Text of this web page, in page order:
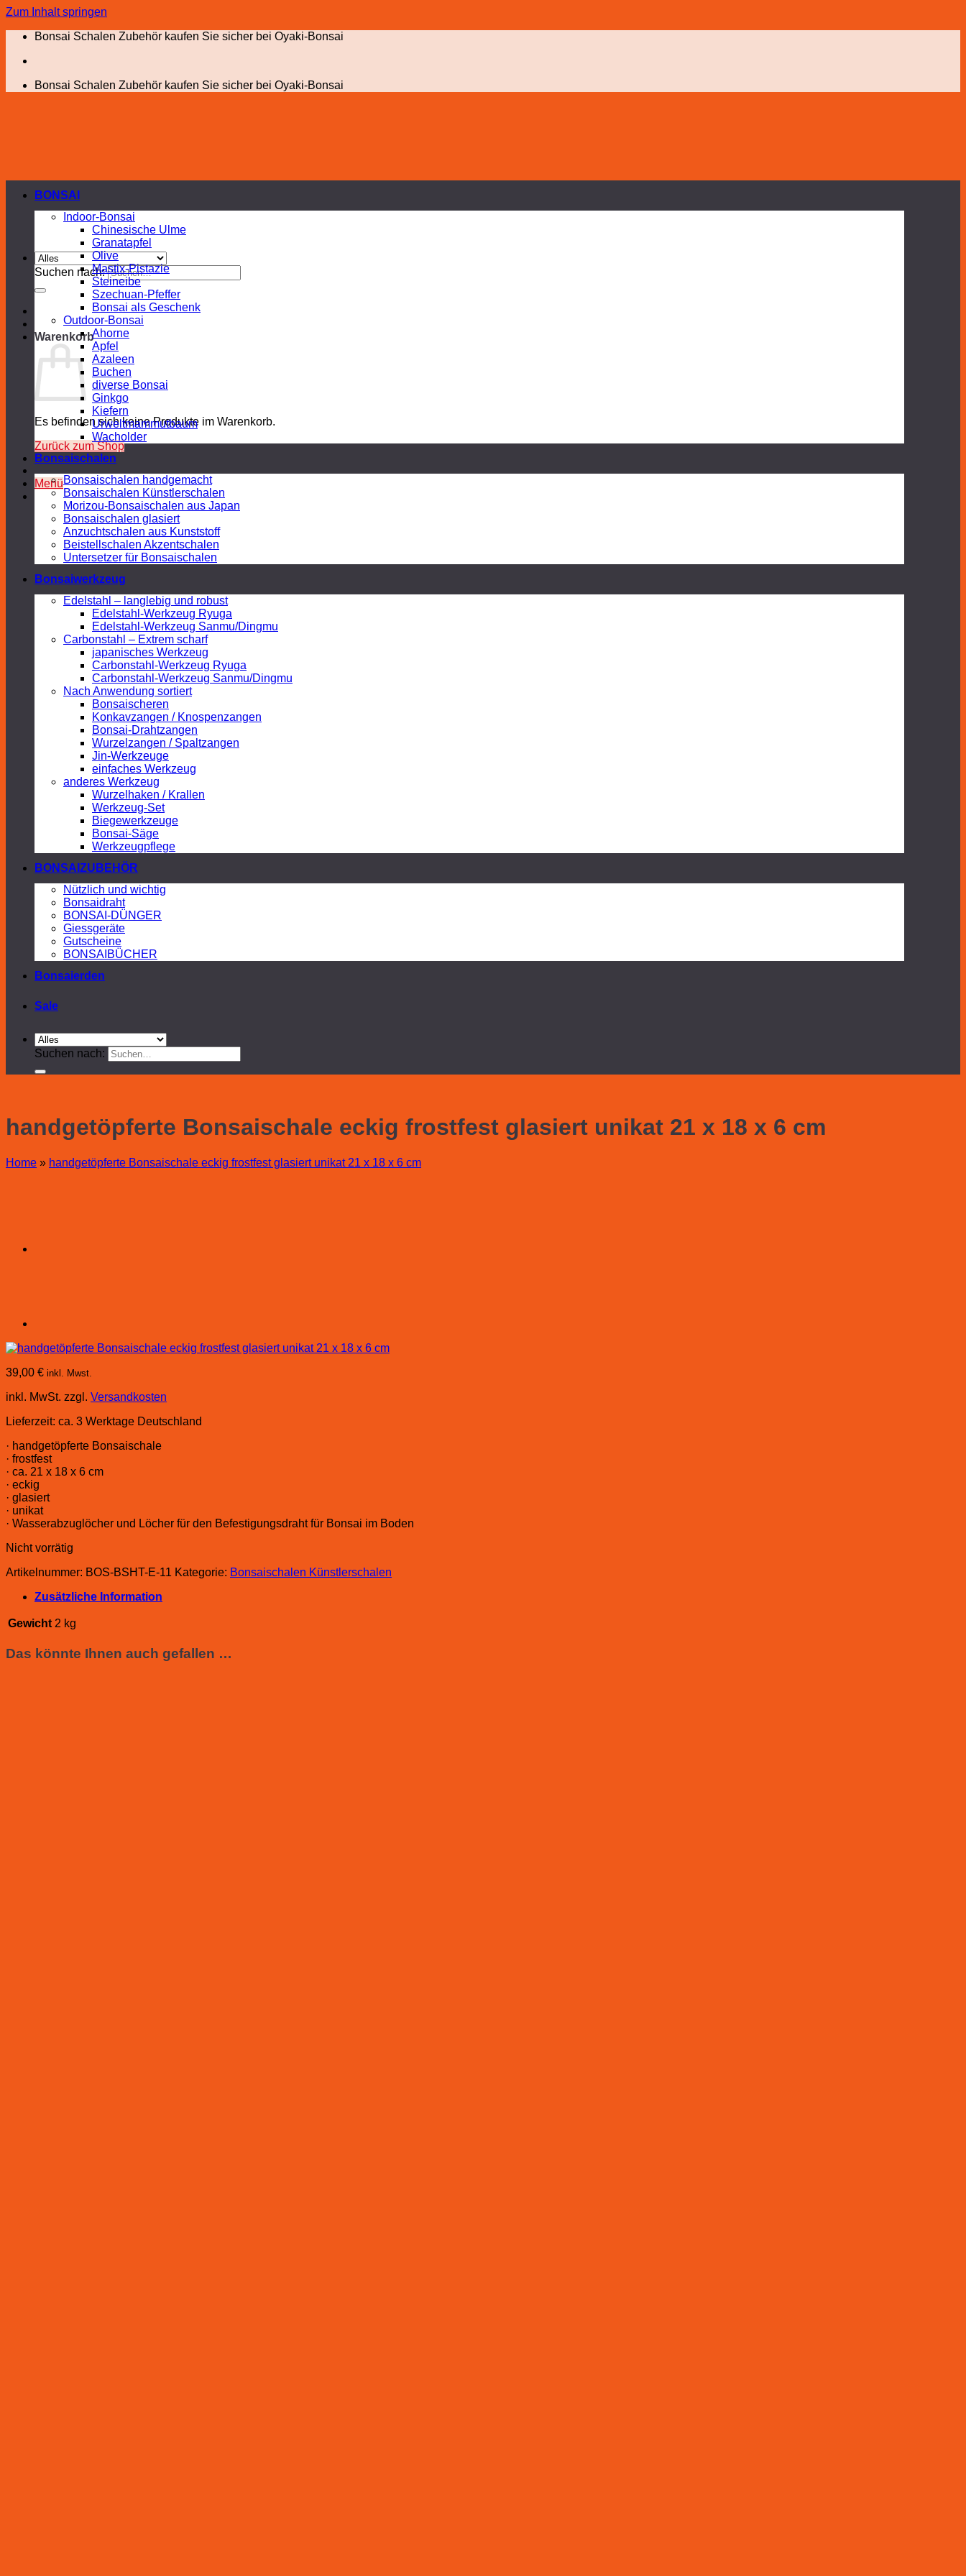
Zum Inhalt springen
Bonsai Schalen Zubehör kaufen Sie sicher bei Oyaki-Bonsai
Bonsai Schalen Zubehör kaufen Sie sicher bei Oyaki-Bonsai
Suchen nach:
Warenkorb
Es befinden sich keine Produkte im Warenkorb.
Zurück zum Shop
Menü
BONSAI
Indoor-Bonsai
Chinesische Ulme
Granatapfel
Olive
Mastix-Pistazie
Steineibe
Szechuan-Pfeffer
Bonsai als Geschenk
Outdoor-Bonsai
Ahorne
Apfel
Azaleen
Buchen
diverse Bonsai
Ginkgo
Kiefern
Urweltmammutbaum
Wacholder
Bonsaischalen
Bonsaischalen handgemacht
Bonsaischalen Künstlerschalen
Morizou-Bonsaischalen aus Japan
Bonsaischalen glasiert
Anzuchtschalen aus Kunststoff
Beistellschalen Akzentschalen
Untersetzer für Bonsaischalen
Bonsaiwerkzeug
Edelstahl – langlebig und robust
Edelstahl-Werkzeug Ryuga
Edelstahl-Werkzeug Sanmu/Dingmu
Carbonstahl – Extrem scharf
japanisches Werkzeug
Carbonstahl-Werkzeug Ryuga
Carbonstahl-Werkzeug Sanmu/Dingmu
Nach Anwendung sortiert
Bonsaischeren
Konkavzangen / Knospenzangen
Bonsai-Drahtzangen
Wurzelzangen / Spaltzangen
Jin-Werkzeuge
einfaches Werkzeug
anderes Werkzeug
Wurzelhaken / Krallen
Werkzeug-Set
Biegewerkzeuge
Bonsai-Säge
Werkzeugpflege
BONSAIZUBEHÖR
Nützlich und wichtig
Bonsaidraht
BONSAI-DÜNGER
Giessgeräte
Gutscheine
BONSAIBÜCHER
Bonsaierden
Sale
Suchen nach:
handgetöpferte Bonsaischale eckig frostfest glasiert unikat 21 x 18 x 6 cm
Home » handgetöpferte Bonsaischale eckig frostfest glasiert unikat 21 x 18 x 6 cm
39,00 € inkl. Mwst.
inkl. MwSt. zzgl. Versandkosten
Lieferzeit: ca. 3 Werktage Deutschland
· handgetöpferte Bonsaischale
· frostfest
· ca. 21 x 18 x 6 cm
· eckig
· glasiert
· unikat
· Wasserabzuglöcher und Löcher für den Befestigungsdraht für Bonsai im Boden
Nicht vorrätig
Artikelnummer: BOS-BSHT-E-11 Kategorie: Bonsaischalen Künstlerschalen
Zusätzliche Information
Gewicht 2 kg
Das könnte Ihnen auch gefallen …